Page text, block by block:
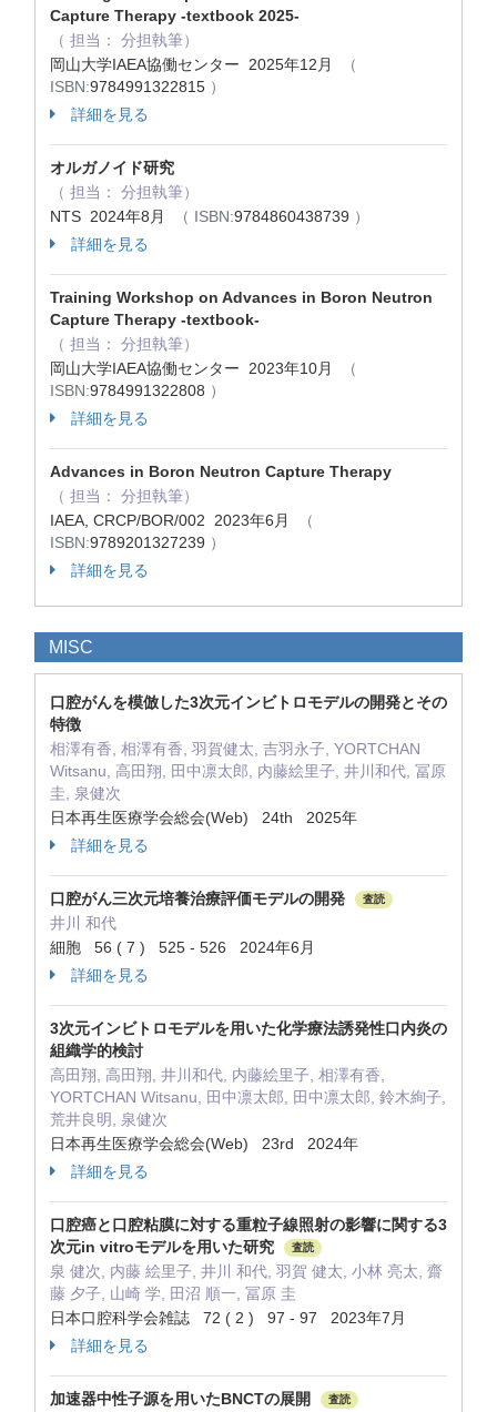
Capture Therapy -textbook 2025-
（ 担当： 分担執筆）
岡山大学IAEA協働センター 2025年12月
（
ISBN:9784991322815 ）
詳細を見る
オルガノイド研究
（ 担当： 分担執筆）
NTS 2024年8月
（ ISBN:9784860438739 ）
詳細を見る
Training Workshop on Advances in Boron Neutron
Capture Therapy -textbook-
（ 担当： 分担執筆）
岡山大学IAEA協働センター 2023年10月
（
ISBN:9784991322808 ）
詳細を見る
Advances in Boron Neutron Capture Therapy
（ 担当： 分担執筆）
IAEA, CRCP/BOR/002 2023年6月
（
ISBN:9789201327239 ）
詳細を見る
MISC
口腔がんを模倣した3次元インビトロモデルの開発とその
特徴
相澤有香, 相澤有香, 羽賀健太, 吉羽永子, YORTCHAN
Witsanu, 高田翔, 田中凛太郎, 内藤絵里子, 井川和代, 冨原
圭, 泉健次
日本再生医療学会総会(Web) 24th 2025年
詳細を見る
口腔がん三次元培養治療評価モデルの開発 査読
井川 和代
細胞 56 ( 7 ) 525 - 526 2024年6月
詳細を見る
3次元インビトロモデルを用いた化学療法誘発性口内炎の
組織学的検討
高田翔, 高田翔, 井川和代, 内藤絵里子, 相澤有香,
YORTCHAN Witsanu, 田中凛太郎, 田中凛太郎, 鈴木絢子,
荒井良明, 泉健次
日本再生医療学会総会(Web) 23rd 2024年
詳細を見る
口腔癌と口腔粘膜に対する重粒子線照射の影響に関する3
次元in vitroモデルを用いた研究
査読
泉 健次, 内藤 絵里子, 井川 和代, 羽賀 健太, 小林 亮太, 齋
藤 夕子, 山崎 学, 田沼 順一, 冨原 圭
日本口腔科学会雑誌 72 ( 2 ) 97 - 97 2023年7月
詳細を見る
加速器中性子源を用いたBNCTの展開 査読